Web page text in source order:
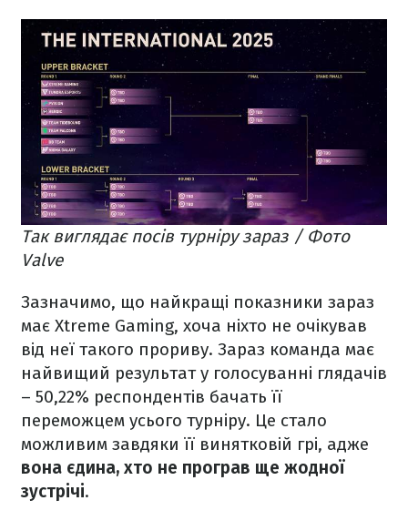
Так виглядає посів турніру зараз / Фото
Valve
Зазначимо, що найкращі показники зараз
має Xtreme Gaming, хоча ніхто не очікував
від неї такого прориву. Зараз команда має
найвищий результат у голосуванні глядачів
– 50,22% респондентів бачать її
переможцем усього турніру. Це стало
можливим завдяки її винятковій грі, адже
вона єдина, хто не програв ще жодної
зустрічі.